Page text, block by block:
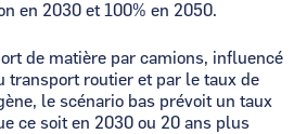
en 2030 et 100% en 2050.
de matière par camions, influencé
transport routier et par le taux de
le scénario bas prévoit un taux
ce soit en 2030 ou 20 ans plus